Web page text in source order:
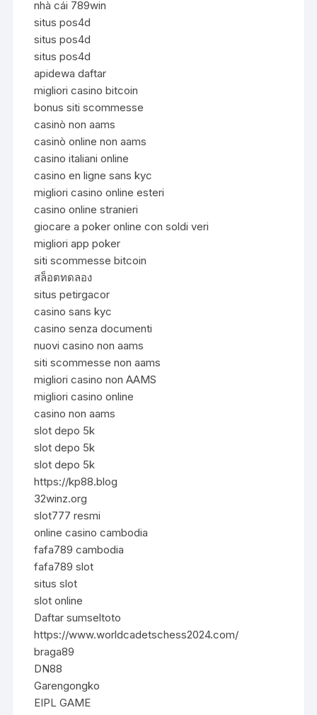
nhà cái 789win
situs pos4d
situs pos4d
situs pos4d
apidewa daftar
migliori casino bitcoin
bonus siti scommesse
casinò non aams
casinò online non aams
casino italiani online
casino en ligne sans kyc
migliori casino online esteri
casino online stranieri
giocare a poker online con soldi veri
migliori app poker
siti scommesse bitcoin
สล็อตทดลอง
situs petirgacor
casino sans kyc
casino senza documenti
nuovi casino non aams
siti scommesse non aams
migliori casino non AAMS
migliori casino online
casino non aams
slot depo 5k
slot depo 5k
slot depo 5k
https://kp88.blog
32winz.org
slot777 resmi
online casino cambodia
fafa789 cambodia
fafa789 slot
situs slot
slot online
Daftar sumseltoto
https://www.worldcadetschess2024.com/
braga89
DN88
Garengongko
EIPL GAME